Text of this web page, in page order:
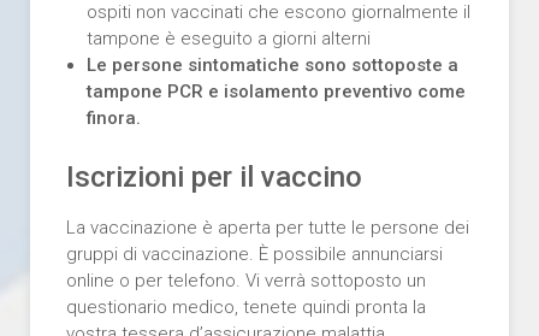
ospiti non vaccinati che escono giornalmente il
tampone è eseguito a giorni alterni
Le persone sintomatiche sono sottoposte a
tampone PCR e isolamento preventivo come
finora.
Iscrizioni per il vaccino
La vaccinazione è aperta per tutte le persone dei
gruppi di vaccinazione. È possibile annunciarsi
online o per telefono. Vi verrà sottoposto un
questionario medico, tenete quindi pronta la